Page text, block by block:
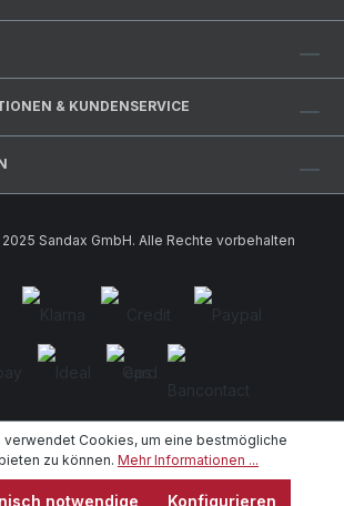
& KUNDENSERVICE
Sandax GmbH. Alle Rechte vorbehalten
verwendet Cookies, um eine bestmögliche
zu können. Mehr Informationen ...
notwendige Konfigurieren